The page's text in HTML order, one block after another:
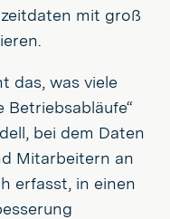
mit groß
das, was viele
Betriebsabläufe“
bei dem Daten
Mitarbeitern an
erfasst, in einen